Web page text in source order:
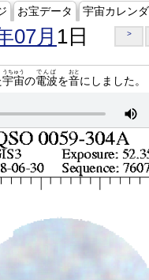
お宝データ 宇宙カレン
07月 1日 >
宇宙
うちゅう
の電波
でんぱ
を音
おと
にしました。